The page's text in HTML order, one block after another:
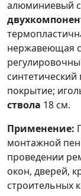
алюминиевый
нержавеющая
покрытие;
ствола 18 см.
Применение:
монтажной
проведении
окон, дверей,
строительных